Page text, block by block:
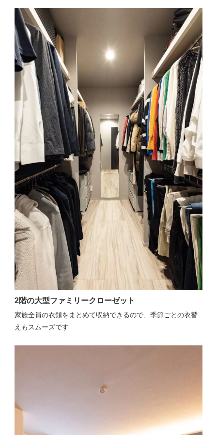
2階の大型ファミリークローゼット
家族全員の衣類をまとめて収納できるので、季節ごとの衣替
えもスムーズです